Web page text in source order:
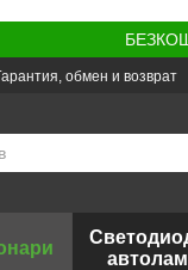
обмен и возврат